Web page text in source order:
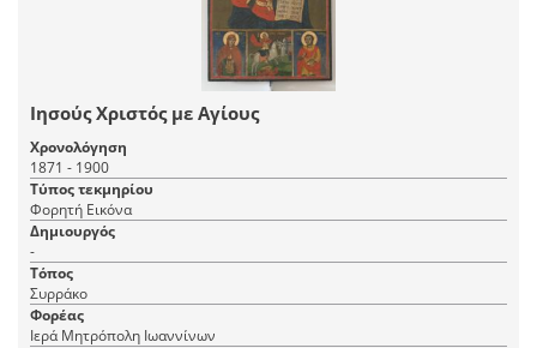
Ιησούς Χριστός με Αγίους
Χρονολόγηση
1871 - 1900
Τύπος τεκμηρίου
Φορητή Εικόνα
Δημιουργός
-
Τόπος
Συρράκο
Φορέας
Ιερά Μητρόπολη Ιωαννίνων